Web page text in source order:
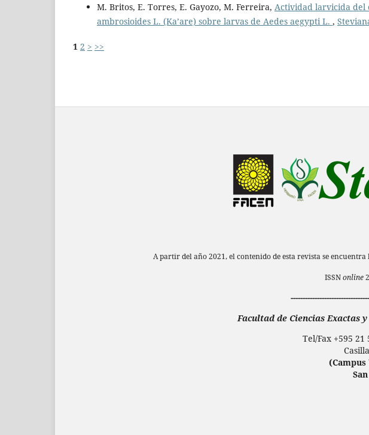
M. Britos, E. Torres, E. Gayozo, M. Ferreira, Actividad larvicida del
ambrosioides L. (Ka’are) sobre larvas de Aedes aegypti L. ,
1 2 > >>
A partir del año 2021, el contenido de esta revista se
ISSNonline
Facultad de Ciencias Exactas
Tel/Fax +595